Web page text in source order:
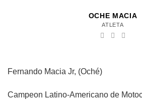
OCHE MACIA
ATLETA
Fernando Macia Jr, (Oché)
Campeon Latino-Americano de